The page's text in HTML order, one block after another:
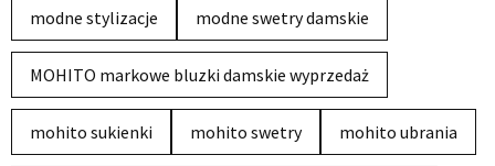
modne stylizacje modne swetry damskie
MOHITO markowe bluzki damskie wyprzedaż
mohito sukienki mohito swetry mohito ubrania